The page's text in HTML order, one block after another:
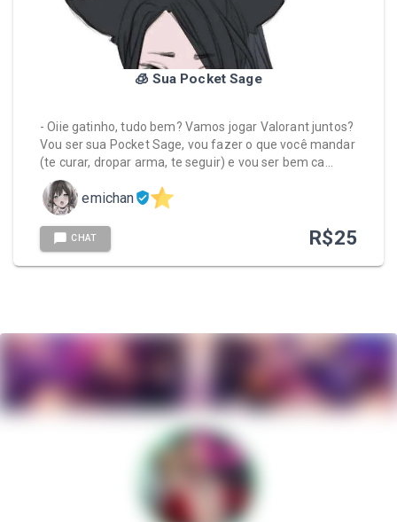
🧊 Sua Pocket Sage
- Oiie gatinho, tudo bem? Vamos jogar Valorant juntos?
Vou ser sua Pocket Sage, vou fazer o que você mandar
(te curar, dropar arma, te seguir) e vou ser bem ca…
emichan
CHAT R$25